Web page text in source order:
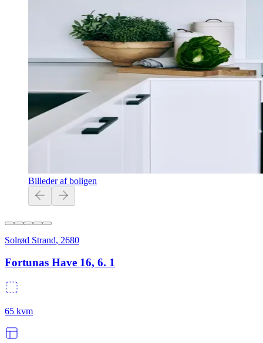
Billeder af boligen
Solrød Strand, 2680
Fortunas Have 16, 6. 1
65 kvm